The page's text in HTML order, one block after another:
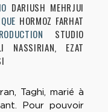
DARIUSH MEHRJUI
HORMOZ FARHAT
STUDIO
NASSIRIAN, EZAT
Taghi, marié à
Pour pouvoir